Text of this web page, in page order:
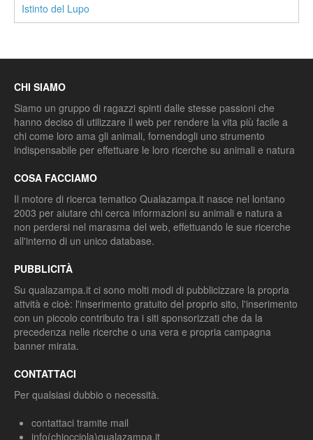
Istinto del Lupo
CHI SIAMO
Siamo un gruppo di ragazzi spinti dalle stesse passioni che
hanno deciso di utilizzare il web per rendere la vita più facile a
chi come loro ama gli animali, fornendogli uno strumento
indispensabile per effettuare le loro ricerche su animali e natura
COSA FACCIAMO
Il motore di ricerca tematico Qualazampa.it nasce nel lontano
2003 per aiutare chi cerca informazioni su animali e natura a
non perdersi nel marasma del web, effettuando le sue ricerche
all'interno di un unico database.
PUBBLICITÀ
Su qualazampa.it ci sono molti modi di pubblicizzare la propria
attvità e cioè: l'inserimento gratuito del proprio sito, l'inserimento
con un piccolo contributo tra i siti sponsorizzati che da la
precedenza nelle ricerche o una vera e propria campagna
banner mirata.
CONTATTACI
Per qualsiasi dubbio o necessità.
contattaci tramite mail
info(chiocciola)qualazampa.it